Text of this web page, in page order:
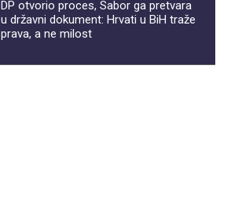
DP otvorio proces, Sabor ga pretvara
u državni dokument: Hrvati u BiH traže
prava, a ne milost